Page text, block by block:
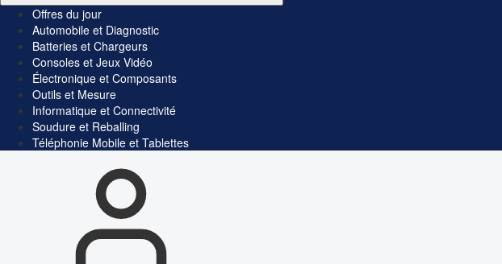
Offres du jour
Automobile et Diagnostic
Batteries et Chargeurs
Consoles et Jeux Vidéo
Électronique et Composants
Outils et Mesure
Informatique et Connectivité
Soudure et Reballing
Téléphonie Mobile et Tablettes